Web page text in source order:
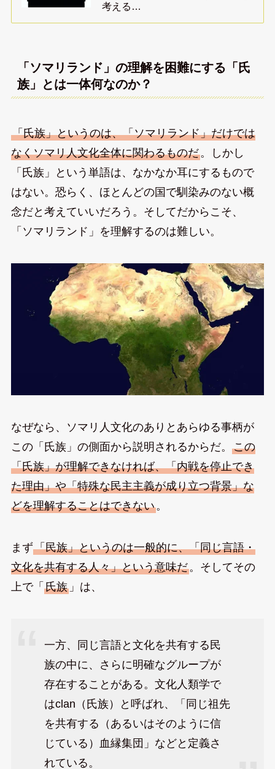
考える…
「ソマリランド」の理解を困難にする「氏
族」とは一体何なのか？
「氏族」というのは、「ソマリランド」だけでは
なくソマリ人文化全体に関わるものだ。しかし
「氏族」という単語は、なかなか耳にするもので
はない。恐らく、ほとんどの国で馴染みのない概
念だと考えていいだろう。そしてだからこそ、
「ソマリランド」を理解するのは難しい。
なぜなら、ソマリ人文化のありとあらゆる事柄が
この「氏族」の側面から説明されるからだ。 この
「氏族」が理解できなければ、「内戦を停止でき
た理由」や「特殊な民主主義が成り立つ背景」な
どを理解することはできない。
まず「民族」というのは一般的に、「同じ言語・
文化を共有する人々」という意味だ。そしてその
上で「 氏族」は、
一方、同じ言語と文化を共有する民
族の中に、さらに明確なグループが
存在することがある。文化人類学で
はclan（氏族）と呼ばれ、「同じ祖先
を共有する（あるいはそのように信
じている）血縁集団」などと定義さ
れている。